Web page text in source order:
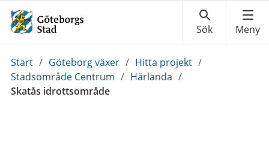
Du
är
här:
Start / Göteborg växer / Hitta projekt /
Stadsområde Centrum / Härlanda /
Skatås idrottsområde